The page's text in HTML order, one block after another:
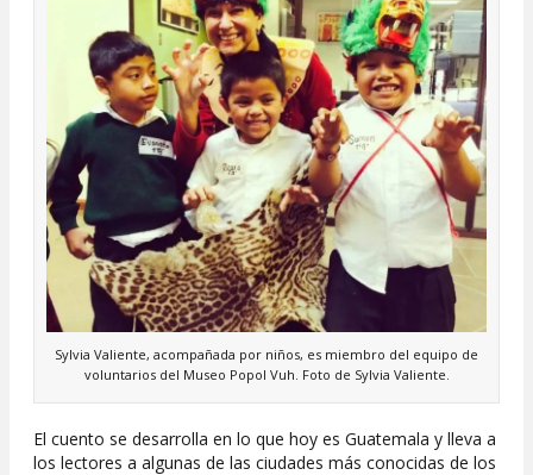
Sylvia Valiente, acompañada por niños, es miembro del equipo de
voluntarios del Museo Popol Vuh. Foto de Sylvia Valiente.
El cuento se desarrolla en lo que hoy es Guatemala y lleva a
los lectores a algunas de las ciudades más conocidas de los